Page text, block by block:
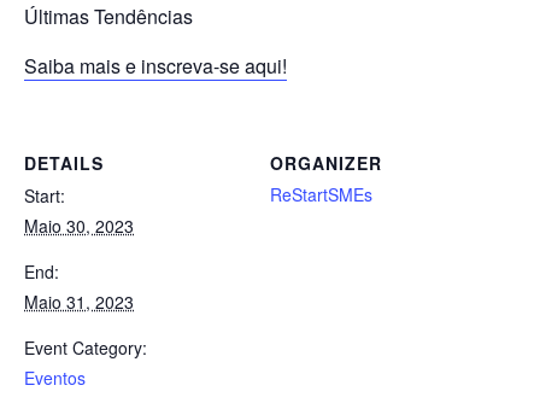
Últimas Tendências
Saiba mais e inscreva-se aqui!
DETAILS
Start:
Maio 30, 2023
End:
Maio 31, 2023
Event Category:
Eventos
ORGANIZER
ReStartSMEs